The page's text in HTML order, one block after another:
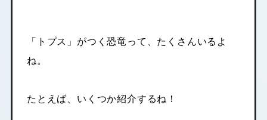
「トプス」がつく恐竜って、たくさんいるよ
ね。
たとえば、いくつか紹介するね！